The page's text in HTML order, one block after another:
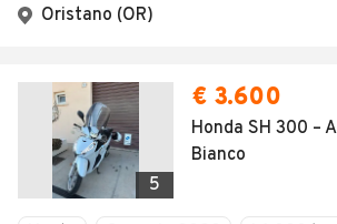
Oristano (OR)
5
€ 3.600
Honda SH 300 –
Bianco